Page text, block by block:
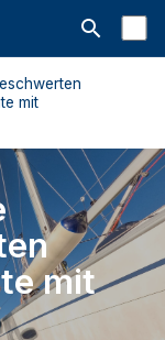
Suchleiste
mit
mit